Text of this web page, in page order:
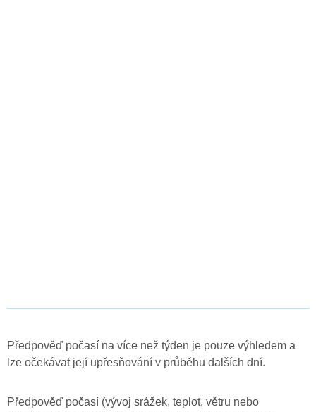
Předpověď počasí na více než týden je pouze výhledem a
lze očekávat její upřesňování v průběhu dalších dní.
Předpověď počasí (vývoj srážek, teplot, větru nebo